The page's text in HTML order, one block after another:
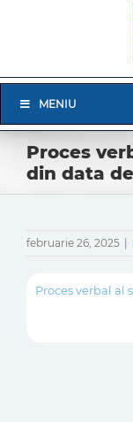
Navigation
MENIU
Proces
din data de
februarie 26, 2025
Proces verbal al